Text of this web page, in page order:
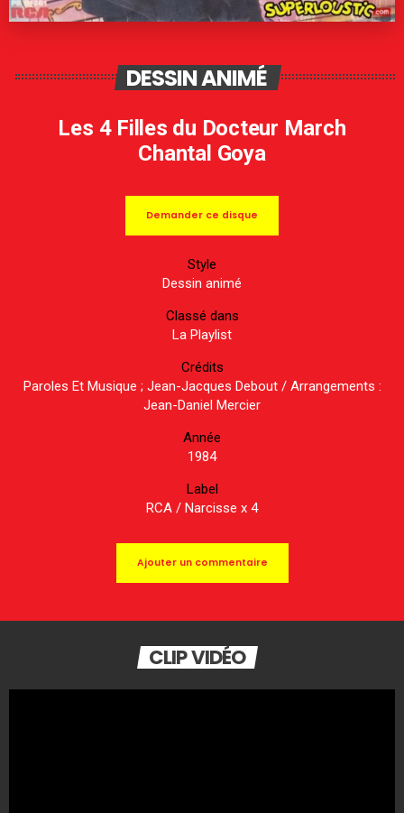
DESSIN ANIMÉ
Les 4 Filles du Docteur March
Chantal Goya
Demander ce disque
Style
Dessin animé
Classé dans
La Playlist
Crédits
Paroles Et Musique ; Jean-Jacques Debout / Arrangements :
Jean-Daniel Mercier
Année
1984
Label
RCA / Narcisse x 4
Ajouter un commentaire
CLIP VIDÉO